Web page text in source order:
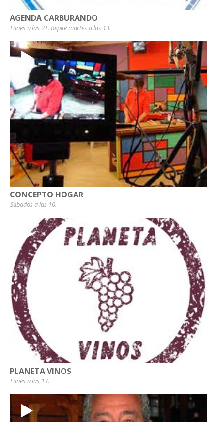
AGENDA CARBURANDO
Lunes a las 21. Repite martes a las 13.
CONCEPTO HOGAR
Sábados a las 10.
PLANETA VINOS
Lunes a las 13.